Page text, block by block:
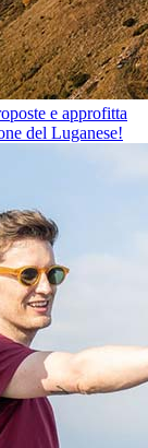
e approfitta
del Luganese!